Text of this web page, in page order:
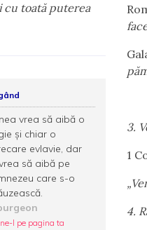
3.
1
4.
cu toată puterea
vrea să aibă o
şi chiar o
evlavie, dar
să aibă pe
care s-o
l pe pagina ta